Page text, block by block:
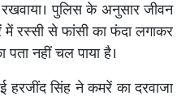
पुलिस के अनुसार जीवन
में रस्सी से फांसी का फंदा लगाकर
नहीं चल पाया है।
हरजींद सिंह ने कमरें का दरवाजा